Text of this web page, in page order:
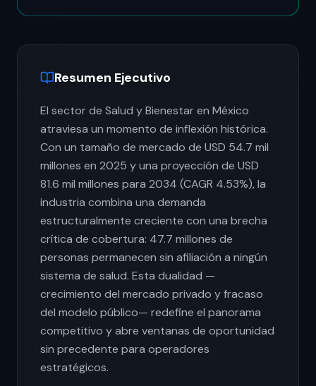
Resumen Ejecutivo
El sector de Salud y Bienestar en México
atraviesa un momento de inflexión histórica.
Con un tamaño de mercado de USD 54.7 mil
millones en 2025 y una proyección de USD
81.6 mil millones para 2034 (CAGR 4.53%), la
industria combina una demanda
estructuralmente creciente con una brecha
crítica de cobertura: 47.7 millones de
personas permanecen sin afiliación a ningún
sistema de salud. Esta dualidad —
crecimiento del mercado privado y fracaso
del modelo público— redefine el panorama
competitivo y abre ventanas de oportunidad
sin precedente para operadores
estratégicos.